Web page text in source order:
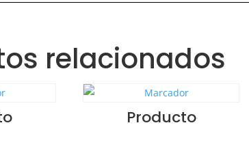
relacionados
Producto